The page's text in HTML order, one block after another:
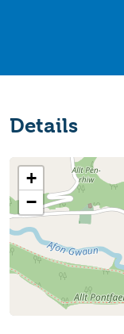
Details
+
−